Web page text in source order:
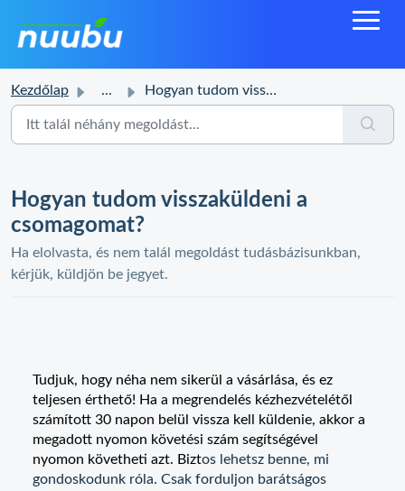
Kezdőlap ... Hogyan tudom visszaküldeni a csomagomat?
Hogyan tudom visszaküldeni a
csomagomat?
Ha elolvasta, és nem talál megoldást tudásbázisunkban,
kérjük, küldjön be jegyet.
Tudjuk, hogy néha nem sikerül a vásárlása, és ez
teljesen érthető! Ha a megrendelés kézhezvételétől
számított 30 napon belül vissza kell küldenie, akkor a
megadott nyomon követési szám segítségével
nyomon követheti azt. Biztos lehetsz benne, mi
gondoskodunk róla. Csak forduljon barátságos